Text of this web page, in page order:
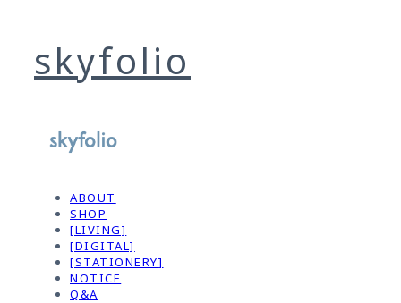
skyfolio
ABOUT
SHOP
[LIVING]
[DIGITAL]
[STATIONERY]
NOTICE
Q&A